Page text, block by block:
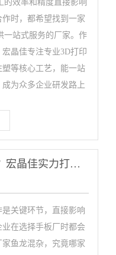
的效率和精度直接影响
时，都希望找到一家
一站式服务的厂家。作
晶佳专注专业3D打印
等核心工艺，能一站
为众多企业研发路上
手板模型制作厂家哪家好？宏晶佳实力打造高品质手板
关键环节，直接影响
在选择手板厂时都会
鱼龙混杂，究竟哪家